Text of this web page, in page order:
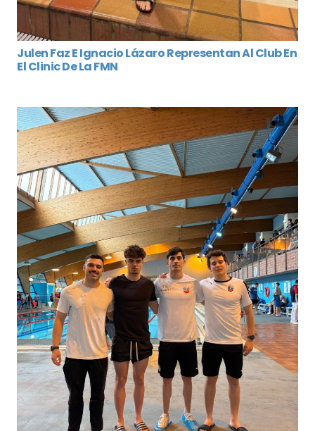
Julen Faz E Ignacio Lázaro Representan Al Club En
El Clinic De La FMN